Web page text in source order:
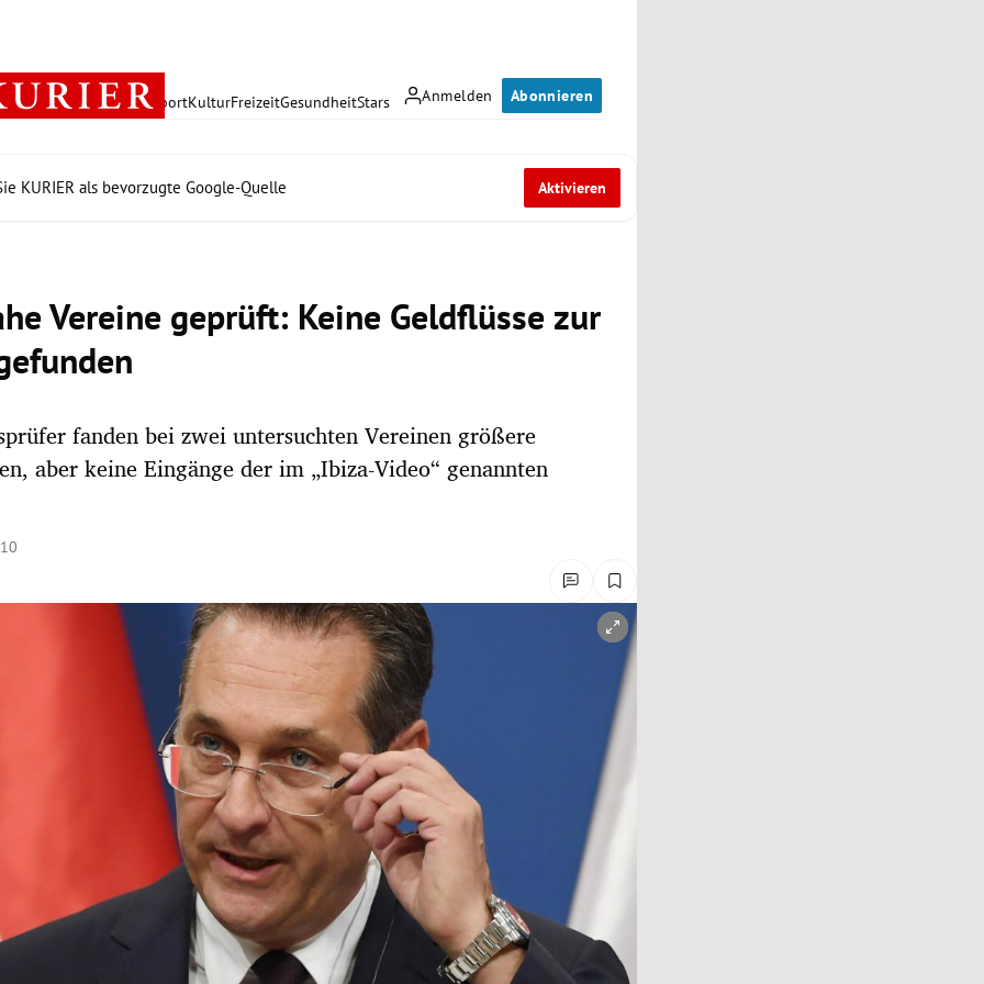
Anmelden Abonnieren
PolitikWirtschaft SportKulturFreizeitGesundheitStars
KURIER als bevorzugte Google-Quelle Aktivieren
Vereine geprüft: Keine Geldflüsse zur
fanden bei zwei untersuchten Vereinen größere
aber keine Eingänge der im „Ibiza-Video“ genannten
öffnen/schließen